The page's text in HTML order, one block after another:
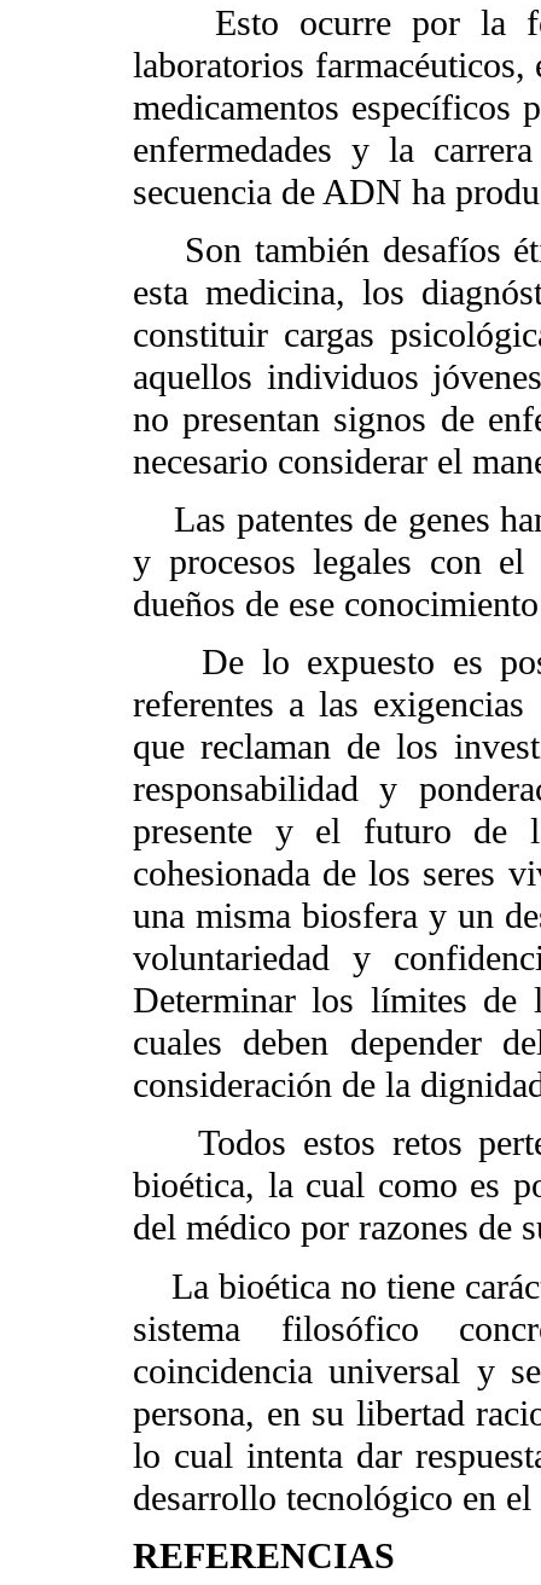
Esto ocurre por la
laboratorios
medicamentos específicos
enfermedades y la
secuencia de ADN ha
Son también desafíos
esta medicina, los
constituir cargas
aquellos individuos
no presentan signos de
necesario considerar el
Las patentes de genes
y procesos legales con
dueños de ese
De lo expuesto es
referentes a las
que reclaman de los
responsabilidad y
presente y el futuro de
cohesionada de los seres
una misma biosfera y un
voluntariedad y
Determinar los límites de
cuales deben depender
consideración de la
Todos estos retos
bioética, la cual como es
del médico por razones de
La bioética no tiene
sistema filosófico
coincidencia universal y
persona, en su libertad
lo cual intenta dar
desarrollo tecnológico en
REFERENCIAS